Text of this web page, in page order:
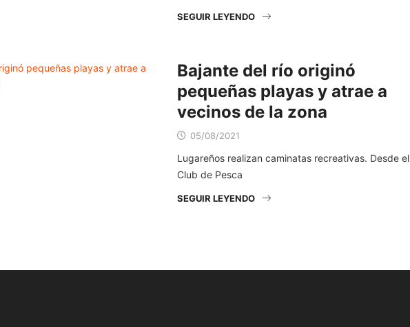
SEGUIR LEYENDO
Bajante del río originó
pequeñas playas y atrae a
vecinos de la zona
05/08/2021
Lugareños realizan caminatas recreativas. Desde el
Club de Pesca
SEGUIR LEYENDO